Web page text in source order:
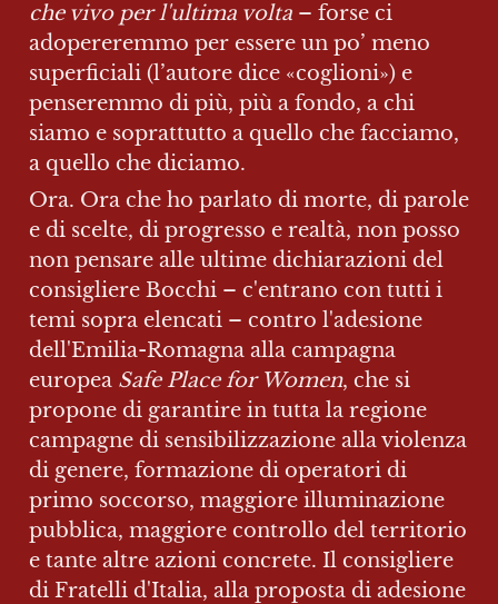
che vivo per l'ultima volta – forse ci
adopereremmo per essere un po’ meno
superficiali (l’autore dice «coglioni») e
penseremmo di più, più a fondo, a chi
siamo e soprattutto a quello che facciamo,
a quello che diciamo.
Ora. Ora che ho parlato di morte, di parole
e di scelte, di progresso e realtà, non posso
non pensare alle ultime dichiarazioni del
consigliere Bocchi – c'entrano con tutti i
temi sopra elencati – contro l'adesione
dell'Emilia-Romagna alla campagna
europea Safe Place for Women, che si
propone di garantire in tutta la regione
campagne di sensibilizzazione alla violenza
di genere, formazione di operatori di
primo soccorso, maggiore illuminazione
pubblica, maggiore controllo del territorio
e tante altre azioni concrete. Il consigliere
di Fratelli d'Italia, alla proposta di adesione